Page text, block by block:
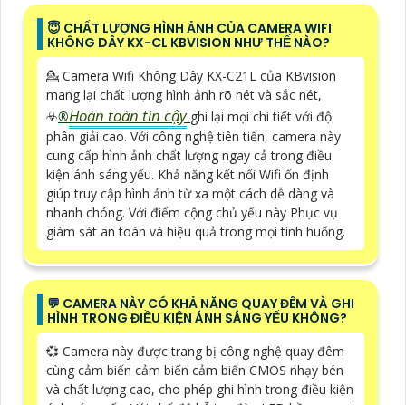
😇 CHẤT LƯỢNG HÌNH ẢNH CỦA CAMERA WIFI
KHÔNG DÂY KX-CL KBVISION NHƯ THẾ NÀO?
💁 Camera Wifi Không Dây KX-C21L của KBvision
mang lại chất lượng hình ảnh rõ nét và sắc nét,
☣️®️Hoàn toàn tin cậy ghi lại mọi chi tiết với độ
phân giải cao. Với công nghệ tiên tiến, camera này
cung cấp hình ảnh chất lượng ngay cả trong điều
kiện ánh sáng yếu. Khả năng kết nối Wifi ổn định
giúp truy cập hình ảnh từ xa một cách dễ dàng và
nhanh chóng. Với điểm cộng chủ yếu này Phục vụ
giám sát an toàn và hiệu quả trong mọi tình huống.
️💬 CAMERA NÀY CÓ KHẢ NĂNG QUAY ĐÊM VÀ GHI
HÌNH TRONG ĐIỀU KIỆN ÁNH SÁNG YẾU KHÔNG?
💞 Camera này được trang bị công nghệ quay đêm
cùng cảm biến cảm biến cảm biến CMOS nhạy bén
và chất lượng cao, cho phép ghi hình trong điều kiện